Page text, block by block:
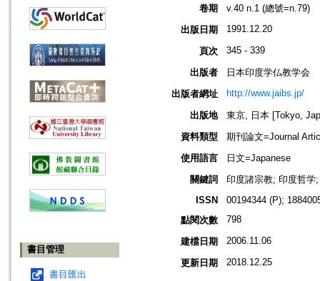
書目管理
書目匯出
卷期
v.40 n.1 (總號=n.79)
出版日期
1991.12.20
頁次 345 - 339
出版者
日本印度学仏教学会
出版者網址
http://www.jaibs.jp/
出版地
東京, 日本 [Tokyo,
資料類型
期刊論文=Journal
使用語言
日文=Japanese
關鍵詞
印度諸宗教; 印度哲学
ISSN
00194344 (P);
點閱次數
798
建檔日期 2006.11.06
更新日期 2018.12.25